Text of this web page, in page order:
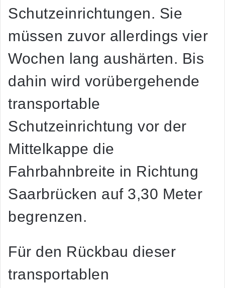
Schutzeinrichtungen. Sie
müssen zuvor allerdings vier
Wochen lang aushärten. Bis
dahin wird vorübergehende
transportable
Schutzeinrichtung vor der
Mittelkappe die
Fahrbahnbreite in Richtung
Saarbrücken auf 3,30 Meter
begrenzen.
Für den Rückbau dieser
transportablen